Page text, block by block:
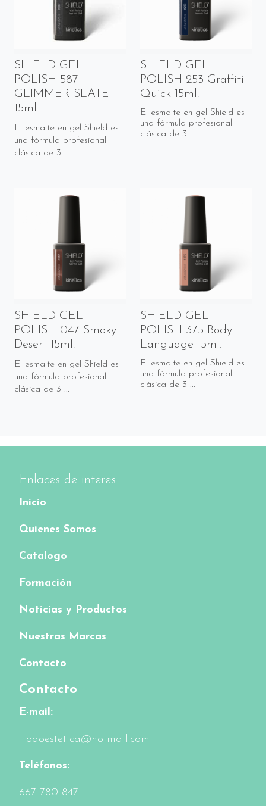
SHIELD GEL
POLISH 587
GLIMMER SLATE
15ml.
El esmalte en gel Shield es
una fórmula profesional
clásica de 3 ...
SHIELD GEL
POLISH 253 Graffiti
Quick 15ml.
El esmalte en gel Shield es
una fórmula profesional
clásica de 3 ...
SHIELD GEL
POLISH 047 Smoky
Desert 15ml.
El esmalte en gel Shield es
una fórmula profesional
clásica de 3 ...
SHIELD GEL
POLISH 375 Body
Language 15ml.
El esmalte en gel Shield es
una fórmula profesional
clásica de 3 ...
Enlaces de interes
Inicio
Quienes Somos
Catalogo
Formación
Noticias y Productos
Nuestras Marcas
Contacto
Contacto
E-mail:
todoestetica@hotmail.com
Teléfonos:
667 780 847